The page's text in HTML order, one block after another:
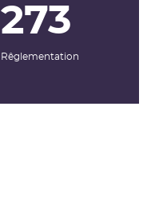
273
Rêglementation